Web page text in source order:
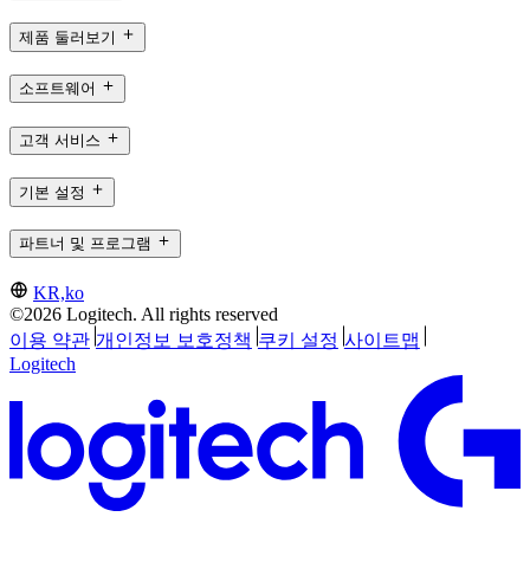
제품 둘러보기
소프트웨어
고객 서비스
기본 설정
파트너 및 프로그램
KR,ko
©2026 Logitech. All rights reserved
이용 약관 개인정보 보호정책 쿠키 설정 사이트맵
Logitech